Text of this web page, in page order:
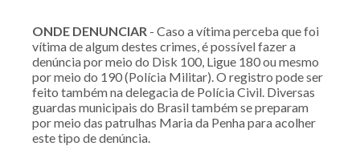
ONDE DENUNCIAR - Caso a vítima perceba que foi
vítima de algum destes crimes, é possível fazer a
denúncia por meio do Disk 100, Ligue 180 ou mesmo
por meio do 190 (Polícia Militar). O registro pode ser
feito também na delegacia de Polícia Civil. Diversas
guardas municipais do Brasil também se preparam
por meio das patrulhas Maria da Penha para acolher
este tipo de denúncia.